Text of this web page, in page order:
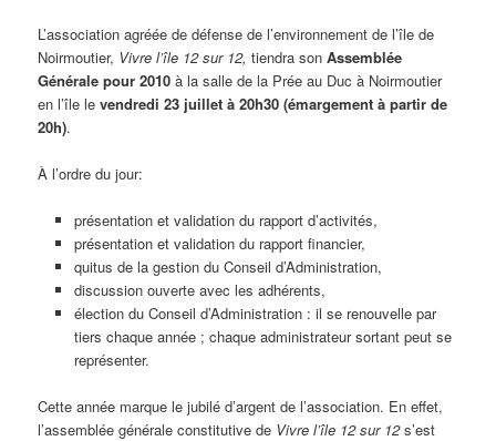
L’association agréée de défense de l’environnement de l’île de
Noirmoutier, Vivre l’île 12 sur 12,tiendra sonAssemblée
Générale pour 2010 à la salle de la Prée au Duc à Noirmoutier
en l’île levendredi 23 juillet à 20h30 (émargement à partir de
20h).
À l’ordre du jour:
présentation et validation du rapport d’activités,
présentation et validation du rapport financier,
quitus de la gestion du Conseil d’Administration,
discussion ouverte avec les adhérents,
élection du Conseil d’Administration : il se renouvelle par
tiers chaque année ; chaque administrateur sortant peut se
représenter.
Cette année marque le jubilé d’argent de l’association. En effet,
l’assemblée générale constitutive de Vivre l’île 12 sur 12s’est